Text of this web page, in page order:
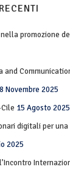
promozione
and
Novembre 2025
Cile 15 Agosto 2025
digitali per una
2025